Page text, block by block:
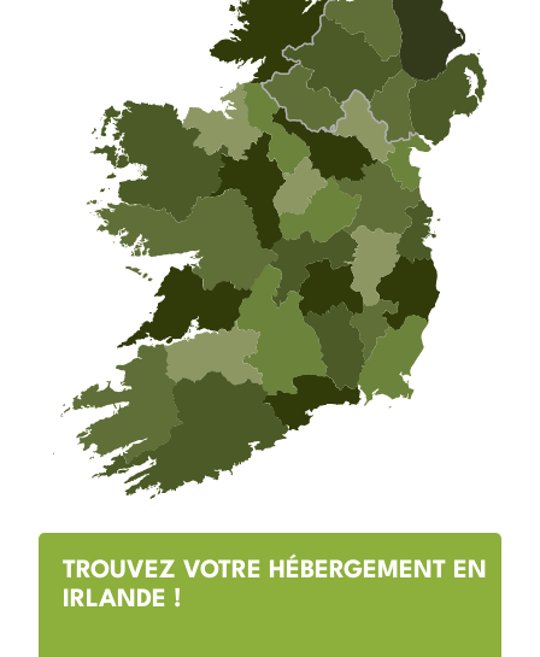
TROUVEZ VOTRE HÉBERGEMENT EN
IRLANDE !